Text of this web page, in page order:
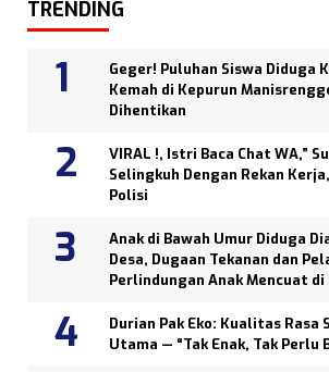
TRENDING
Geger! Puluhan Siswa Diduga
Kemah di Kepurun
Dihentikan
VIRAL !, Istri Baca Chat WA,”
Selingkuh Dengan Rekan
Polisi
Anak di Bawah Umur Diduga
Desa, Dugaan Tekanan dan
Perlindungan Anak Mencuat di
Durian Pak Eko: Kualitas Rasa
Utama — “Tak Enak, Tak Perlu